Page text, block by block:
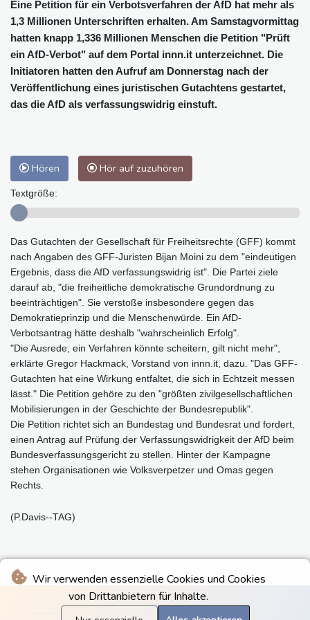
Wir verwenden essenzielle Cookies und Cookies
von Drittanbietern für Inhalte.
Eine Petition für ein Verbotsverfahren der AfD hat mehr als
1,3 Millionen Unterschriften erhalten. Am Samstagvormittag
hatten knapp 1,336 Millionen Menschen die Petition "Prüft
ein AfD-Verbot" auf dem Portal innn.it unterzeichnet. Die
Initiatoren hatten den Aufruf am Donnerstag nach der
Veröffentlichung eines juristischen Gutachtens gestartet,
das die AfD als verfassungswidrig einstuft.
Hören Hör auf zuzuhören
Textgröße:
Das Gutachten der Gesellschaft für Freiheitsrechte (GFF) kommt
nach Angaben des GFF-Juristen Bijan Moini zu dem "eindeutigen
Ergebnis, dass die AfD verfassungswidrig ist". Die Partei ziele
darauf ab, "die freiheitliche demokratische Grundordnung zu
beeinträchtigen". Sie verstoße insbesondere gegen das
Demokratieprinzip und die Menschenwürde. Ein AfD-
Verbotsantrag hätte deshalb "wahrscheinlich Erfolg".
"Die Ausrede, ein Verfahren könnte scheitern, gilt nicht mehr",
erklärte Gregor Hackmack, Vorstand von innn.it, dazu. "Das GFF-
Gutachten hat eine Wirkung entfaltet, die sich in Echtzeit messen
lässt." Die Petition gehöre zu den "größten zivilgesellschaftlichen
Mobilisierungen in der Geschichte der Bundesrepublik".
Die Petition richtet sich an Bundestag und Bundesrat und fordert,
einen Antrag auf Prüfung der Verfassungswidrigkeit der AfD beim
Bundesverfassungsgericht zu stellen. Hinter der Kampagne
stehen Organisationen wie Volksverpetzer und Omas gegen
Rechts.
(P.Davis--TAG)